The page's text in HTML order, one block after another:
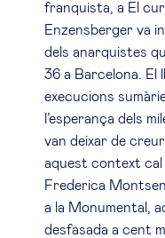
franquista, a El
Enzensberger va
dels anarquistes
36 a Barcelona. El
execucions
l’esperança dels
van deixar de
aquest context cal
Frederica
a la Monumental,
desfasada a cent